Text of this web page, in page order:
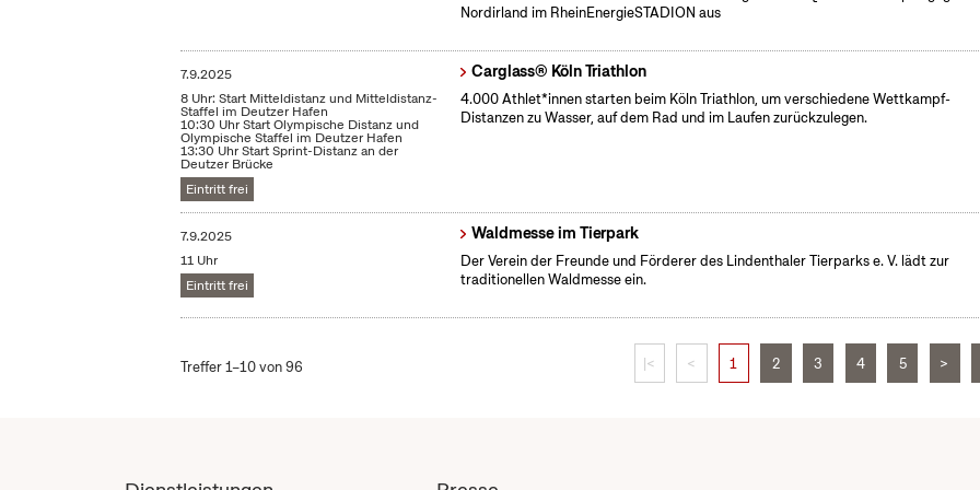
Nordirland im RheinEnergieSTADION aus
7.9.2025
8 Uhr: Start Mitteldistanz und Mitteldistanz-
Staffel im Deutzer Hafen
10:30 Uhr Start Olympische Distanz und
Olympische Staffel im Deutzer Hafen
13:30 Uhr Start Sprint-Distanz an der
Deutzer Brücke
Eintritt frei
Carglass® Köln Triathlon
4.000 Athlet*innen starten beim Köln Triathlon, um verschiedene Wettkampf-
Distanzen zu Wasser, auf dem Rad und im Laufen zurückzulegen.
7.9.2025
11 Uhr
Eintritt frei
Waldmesse im Tierpark
Der Verein der Freunde und Förderer des Lindenthaler Tierparks e. V. lädt zur
traditionellen Waldmesse ein.
Treffer 1–10 von 96 |< < 1 2 3 4 5 >